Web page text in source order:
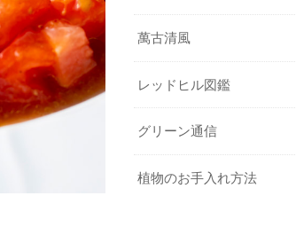
萬古清風
レッドヒル図鑑
グリーン通信
植物のお手入れ方法